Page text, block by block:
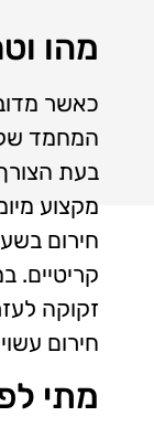
מהו
כאשר
המחמד
בעת
מקצוע
חירום
קריטיים.
זקוקה
חירום
מתי